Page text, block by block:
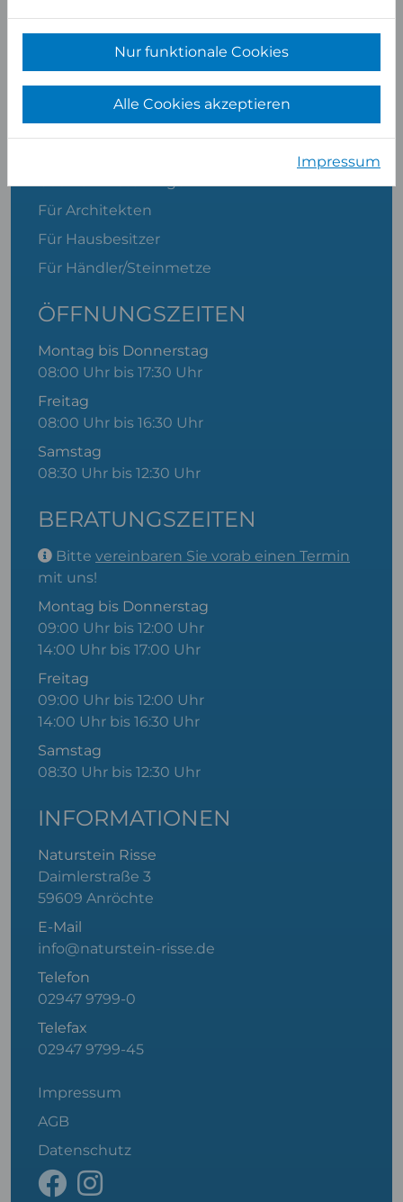
Händler, Steinmetze und Ausstellungen in
Ihrer Nähe
Stellenangebote
Beanstandung/Retoure
Cookie-Einstellungen
Für Architekten
Für Hausbesitzer
Für Händler/Steinmetze
ÖFFNUNGSZEITEN
Montag bis Donnerstag
08:00 Uhr bis 17:30 Uhr
Freitag
08:00 Uhr bis 16:30 Uhr
Samstag
08:30 Uhr bis 12:30 Uhr
BERATUNGSZEITEN
Bitte vereinbaren Sie vorab einen Termin
mit uns!
Montag bis Donnerstag
09:00 Uhr bis 12:00 Uhr
14:00 Uhr bis 17:00 Uhr
Freitag
09:00 Uhr bis 12:00 Uhr
14:00 Uhr bis 16:30 Uhr
Samstag
08:30 Uhr bis 12:30 Uhr
INFORMATIONEN
Naturstein Risse
Daimlerstraße 3
59609 Anröchte
E-Mail
info@naturstein-risse.de
Telefon
02947 9799-0
Telefax
02947 9799-45
Impressum
AGB
Datenschutz
Nur funktionale Cookies
Alle Cookies akzeptieren
Impressum